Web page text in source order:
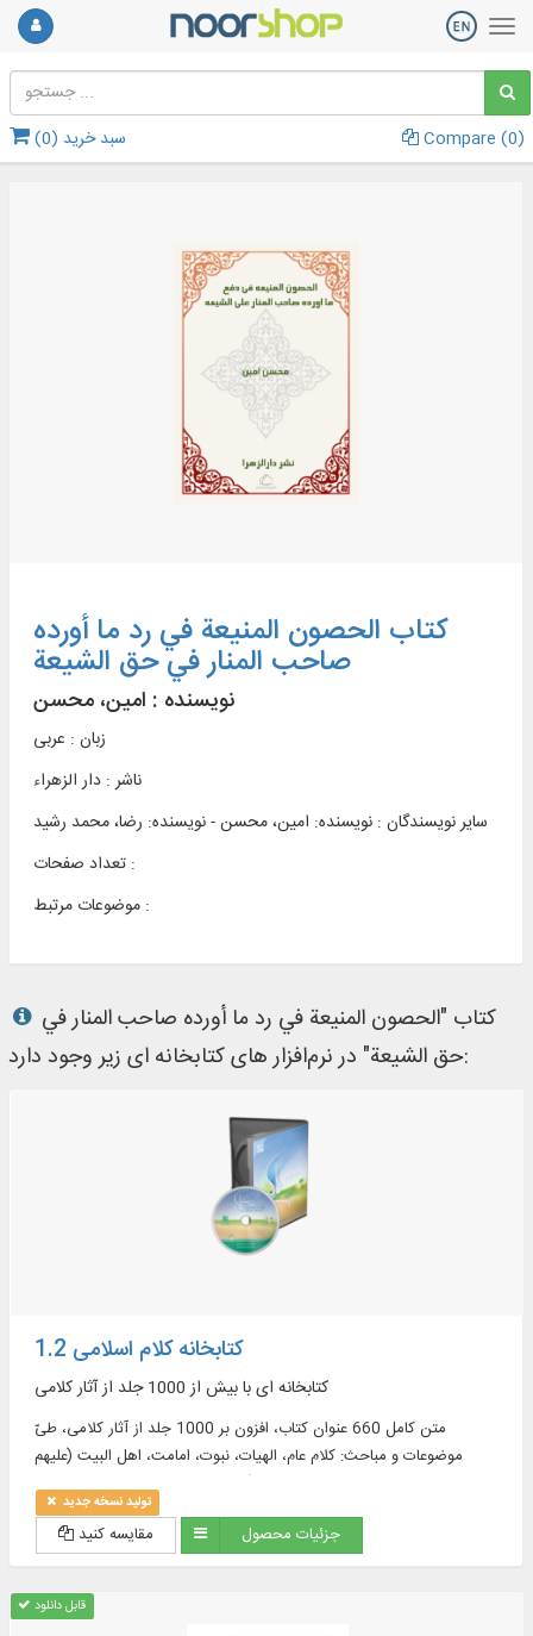
سبد خرید (0
) Compare (0)
کتاب الحصون المنیعة في رد ما أورده
صاحب المنار في حق الشیعة
نویسنده : امین، محسن
زبان : عربی
ناشر : دار الزهراء
سایر نویسندگان : نویسنده: امین، محسن - نویسنده: رضا، محمد رشید
تعداد صفحات :
موضوعات مرتبط :
حق الشیعة" در نرم‌افزار های کتابخانه ای زیر وجود دارد:
کتابخانه کلام اسلامی 1.2
کتابخانه ای با بیش از 1000 جلد از آثار کلامی
متن کامل 660 عنوان کتاب، افزون بر 1000 جلد از آثار کلامی، طیّ
موضوعات و مباحث: کلام عام، الهیات، نبوت، امامت، اهل البیت (علیهم
تولید نسخه جدید
مقایسه کنید جزئیات محصول
قابل دانلود